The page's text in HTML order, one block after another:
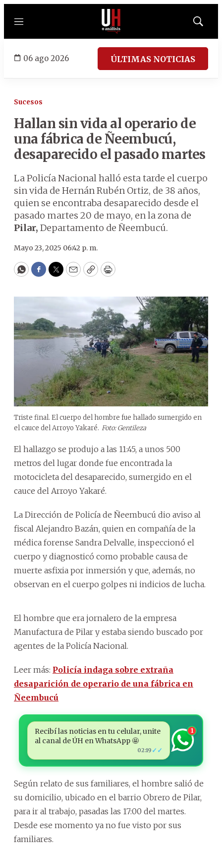
Menú
Mostrar
06 ago 2026 ÚLTIMAS NOTICIAS
Sucesos
Hallan sin vida al operario de
una fábrica de Ñeembucú,
desaparecido el pasado martes
La Policía Nacional halló esta tarde el cuerpo
sin vida de Hernán Rubén Ortiz, de 38 años,
quien se encontraba desaparecido desde el
pasado martes 20 de mayo, en la zona de
Pilar, Departamento de Ñeembucú.
Mayo 23, 2025 06:42 p. m.
WhatsApp
Facebook
Twitter
EmailCopyPrint
Triste final. El cuerpo del hombre fue hallado sumergido en
el cauce del Arroyo Yakaré. Foto: Gentileza
El hallazgo se produjo a las 11:45, a unos 500
metros del lugar donde fue encontrada la
motocicleta del desaparecido, sumergido en el
cauce del Arroyo Yakaré.
La Dirección de Policía de Ñeembucú dio aviso al
fiscal Alejandro Bazán, quien en compañía de la
médica forense Sandra Delvalle, inspeccionó el
cuerpo y diagnosticó como probable causa de
muerte asfixia por inmersión y que, además, no
observan en el cuerpo golpes ni indicios de lucha.
El hombre que era jornalero de la empresa
Manufactura de Pilar y estaba siendo buscado por
agentes de la Policía Nacional.
Leer más: Policía indaga sobre extraña
desaparición de operario de una fábrica en
Ñeembucú
Recibí las noticias en tu celular, unite
al canal de ÚH en WhatsApp 🤩
02:19 ✓✓
1
Según relato de sus familiares, el hombre salió de
su domicilio, ubicado en el barrio Obrero de Pilar,
para ir al trabajo, pasadas las 17:00 del martes.
Desde ese momento ya no fue visto por sus
familiares.